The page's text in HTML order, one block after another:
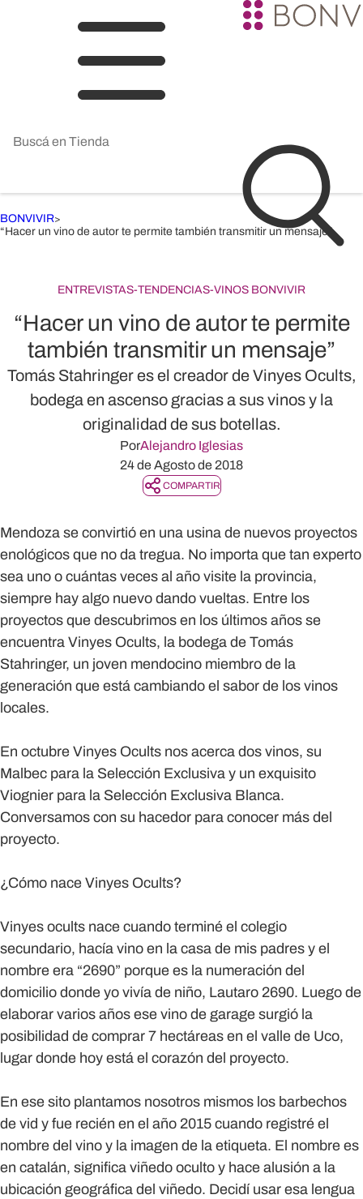
BONVIVIR>
“Hacer un vino de autor te permite también transmitir un mensaje”
ENTREVISTAS-TENDENCIAS-VINOS BONVIVIR
“Hacer un vino de autor te permite
también transmitir un mensaje”
Tomás Stahringer es el creador de Vinyes Ocults,
bodega en ascenso gracias a sus vinos y la
originalidad de sus botellas.
PorAlejandro Iglesias
24 de Agosto de 2018
COMPARTIR
Mendoza se convirtió en una usina de nuevos proyectos
enológicos que no da tregua. No importa que tan experto
sea uno o cuántas veces al año visite la provincia,
siempre hay algo nuevo dando vueltas. Entre los
proyectos que descubrimos en los últimos años se
encuentra Vinyes Ocults, la bodega de Tomás
Stahringer, un joven mendocino miembro de la
generación que está cambiando el sabor de los vinos
locales.
En octubre Vinyes Ocults nos acerca dos vinos, su
Malbec para la Selección Exclusiva y un exquisito
Viognier para la Selección Exclusiva Blanca.
Conversamos con su hacedor para conocer más del
proyecto.
¿Cómo nace Vinyes Ocults?
Vinyes ocults nace cuando terminé el colegio
secundario, hacía vino en la casa de mis padres y el
nombre era “2690” porque es la numeración del
domicilio donde yo vivía de niño, Lautaro 2690. Luego de
elaborar varios años ese vino de garage surgió la
posibilidad de comprar 7 hectáreas en el valle de Uco,
lugar donde hoy está el corazón del proyecto.
En ese sito plantamos nosotros mismos los barbechos
de vid y fue recién en el año 2015 cuando registré el
nombre del vino y la imagen de la etiqueta. El nombre es
en catalán, significa viñedo oculto y hace alusión a la
ubicación geográfica del viñedo. Decidí usar esa lengua